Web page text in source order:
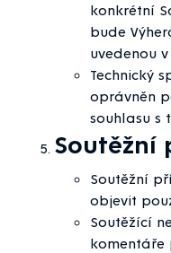
konkrétní
bude
uvedenou
Technický
oprávněn
souhlasu s
Soutěžní
Soutěžní
objevit
Soutěžící
komentáře